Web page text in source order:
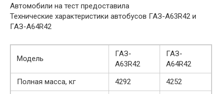
Автомобили на тест предоставила
Технические характеристики автобусов ГАЗ-A63R42 и
ГАЗ-A64R42
Модель
ГАЗ-
A63R42
ГАЗ-
A64R42
Полная масса, кг
4292
4252